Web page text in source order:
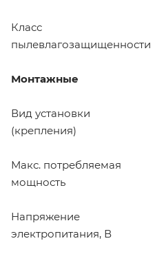
Класс
пылевлагозащищенности
Монтажные
Вид установки
(крепления)
Макс. потребляемая
мощность
Напряжение
электропитания, В